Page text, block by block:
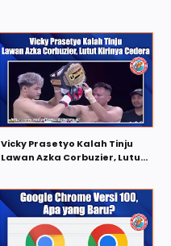
Vicky Prasetyo Kalah Tinju
Lawan Azka Corbuzier, Lutut